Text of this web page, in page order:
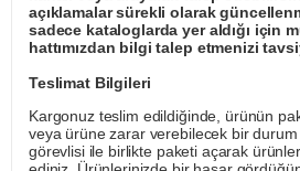
açıklamalar sürekli olarak
sadece kataloglarda yer aldığı için
hattımızdan bilgi talep etmenizi
Teslimat Bilgileri
Kargonuz teslim edildiğinde, ürünün
veya ürüne zarar verebilecek bir
görevlisi ile birlikte paketi açarak